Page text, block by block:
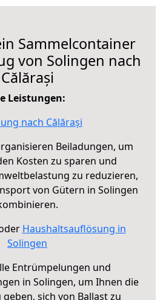
Sammelcontainer
von Solingen nach
Călărași
Leistungen:
nach Călărași
Beiladungen, um
Kosten zu sparen und
zu reduzieren,
von Gütern in Solingen
Haushaltsauflösung in
Solingen
Entrümpelungen und
in Solingen, um Ihnen die
sich von Ballast zu